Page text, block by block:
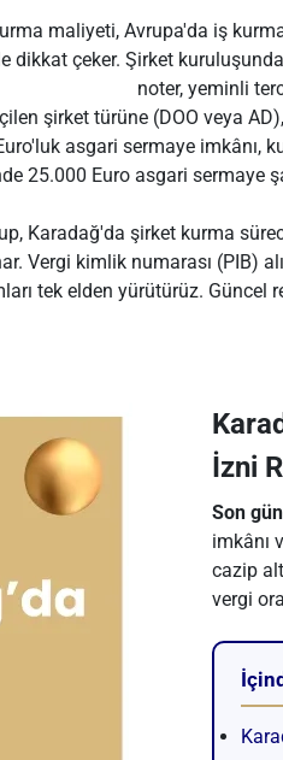
maliyeti, Avrupa'da iş
dikkat çeker. Şirket
noter, yeminli
şirket türüne (DOO veya
asgari sermaye imkânı,
25.000 Euro asgari sermaye
Karadağ'da şirket kurma
Vergi kimlik numarası (PIB)
tek elden yürütürüz.
İzni
Son
imkânı
cazip
vergi